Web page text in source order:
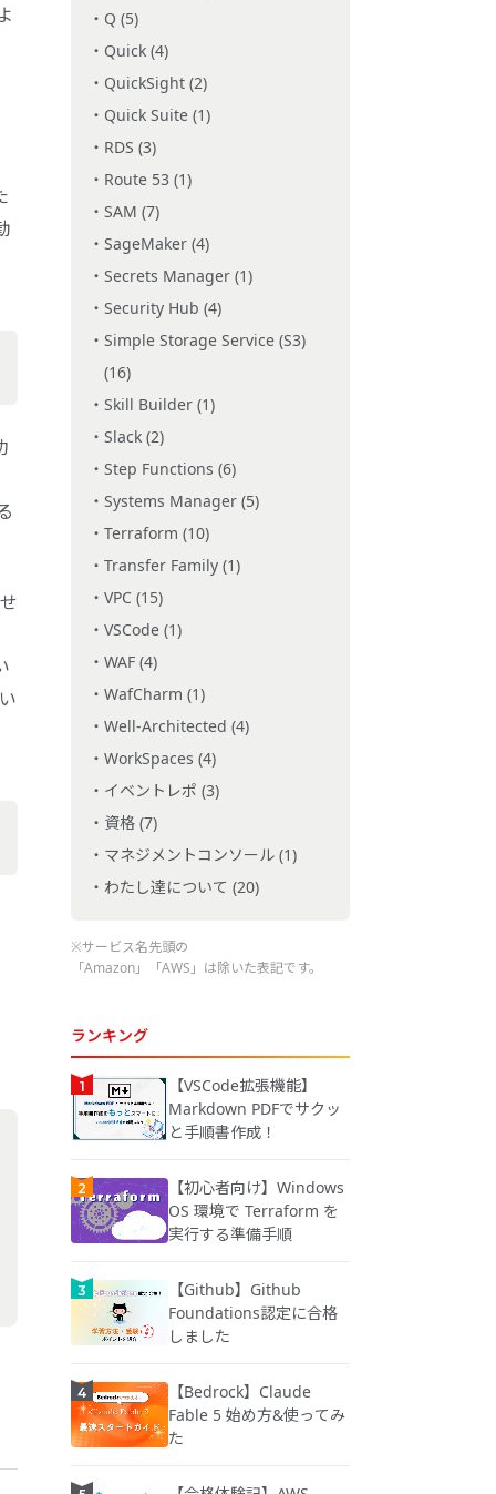
Q (5)
Quick (4)
QuickSight (2)
Quick Suite (1)
RDS (3)
Route 53 (1)
SAM (7)
SageMaker (4)
Secrets Manager (1)
Security Hub (4)
Simple Storage Service (S3)
(16)
Skill Builder (1)
Slack (2)
Step Functions (6)
Systems Manager (5)
Terraform (10)
Transfer Family (1)
VPC (15)
VSCode (1)
WAF (4)
WafCharm (1)
Well-Architected (4)
WorkSpaces (4)
イベントレポ (3)
資格 (7)
マネジメントコンソール (1)
わたし達について (20)
※サービス名先頭の
「Amazon」「AWS」は除いた表記です。
ランキング
【VSCode拡張機能】
Markdown PDFでサクッ
と手順書作成！
【初心者向け】Windows
OS 環境で Terraform を
実行する準備手順
【Github】Github
Foundations認定に合格
しました
【Bedrock】Claude
Fable 5 始め方&使ってみ
た